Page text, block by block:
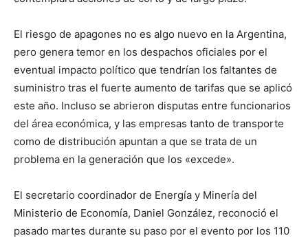
El riesgo de apagones no es algo nuevo en la Argentina,
pero genera temor en los despachos oficiales por el
eventual impacto político que tendrían los faltantes de
suministro tras el fuerte aumento de tarifas que se aplicó
este año. Incluso se abrieron disputas entre funcionarios
del área económica, y las empresas tanto de transporte
como de distribución apuntan a que se trata de un
problema en la generación que los «excede».
El secretario coordinador de Energía y Minería del
Ministerio de Economía, Daniel González, reconoció el
pasado martes durante su paso por el evento por los 110